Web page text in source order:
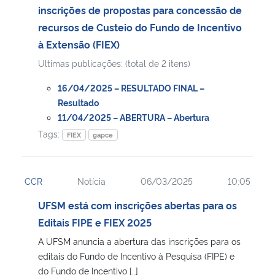
inscrições de propostas para concessão de
recursos de Custeio do Fundo de Incentivo
à Extensão (FIEX)
Ultimas publicações: (total de 2 itens)
16/04/2025 – RESULTADO FINAL –
Resultado
11/04/2025 – ABERTURA – Abertura
Tags:
FIEX gapce
CCR Notícia 06/03/2025 10:05
UFSM está com inscrições abertas para os
Editais FIPE e FIEX 2025
A UFSM anuncia a abertura das inscrições para os
editais do Fundo de Incentivo à Pesquisa (FIPE) e
do Fundo de Incentivo […]